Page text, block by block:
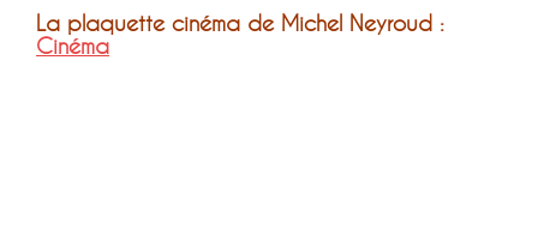
La plaquette cinéma de Michel Neyroud :
Cinéma